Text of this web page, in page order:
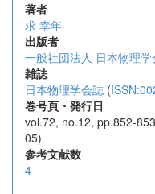
著者
求 幸年
出版者
一般社団法人 日本物理学
雑誌
日本物理学会誌 (
巻号頁・発行日
vol.72, no.12, pp.852-
05)
参考文献数
4